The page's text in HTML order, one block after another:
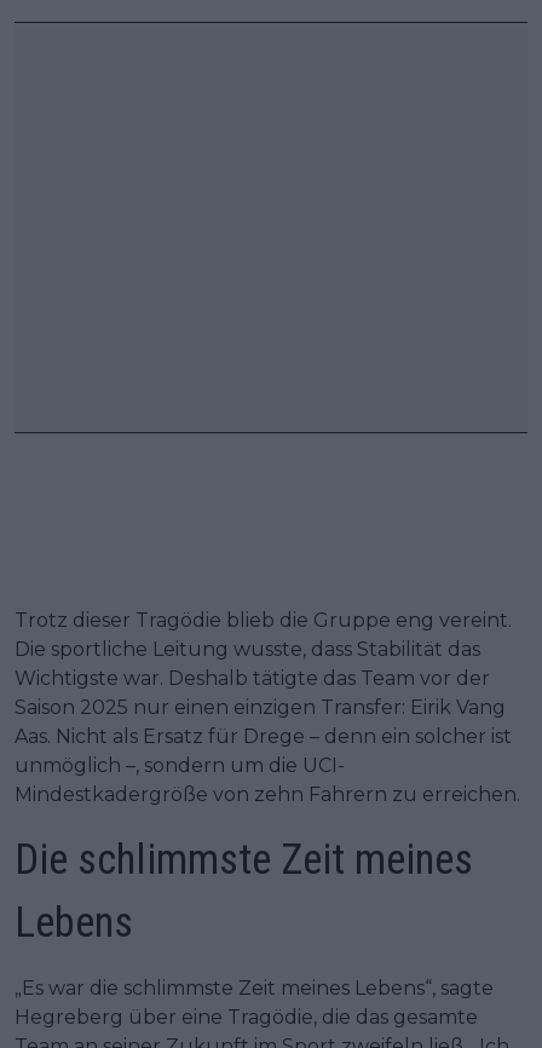
Trotz dieser Tragödie blieb die Gruppe eng vereint.
Die sportliche Leitung wusste, dass Stabilität das
Wichtigste war. Deshalb tätigte das Team vor der
Saison 2025 nur einen einzigen Transfer: Eirik Vang
Aas. Nicht als Ersatz für Drege – denn ein solcher ist
unmöglich –, sondern um die UCI-
Mindestkadergröße von zehn Fahrern zu erreichen.
Die schlimmste Zeit meines
Lebens
„Es war die schlimmste Zeit meines Lebens“, sagte
Hegreberg über eine Tragödie, die das gesamte